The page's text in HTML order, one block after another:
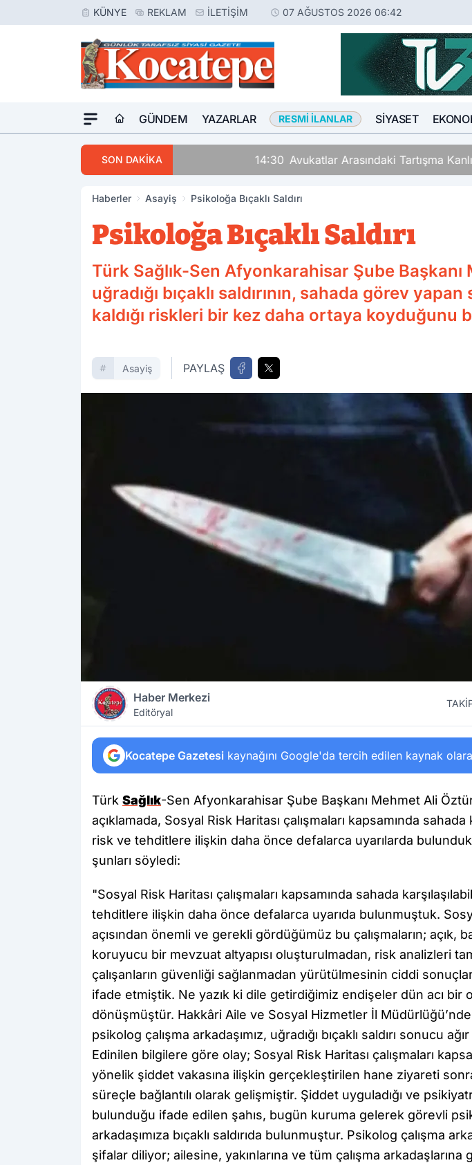
KÜNYE REKLAM İLETIŞIM 07 AĞUSTOS 2026 06:42
GÜNDEM YAZARLAR RESMI İLANLAR SIYASET
SON DAKİKA Avukatlar Arasındaki Tartışma Kanlı Bitti.
Haberler Asayiş Psikoloğa Bıçaklı Saldırı
Psikoloğa Bıçaklı Saldırı
Türk Sağlık-Sen Afyonkarahisar Şube
uğradığı bıçaklı saldırının, sahada görev
kaldığı riskleri bir kez daha ortaya koyduğunu
Asayiş PAYLAŞ
Haber Merkezi
Editöryal
Kocatepe Gazetesi kaynağını Google'da tercih edilen kaynak
Türk Sağlık-Sen Afyonkarahisar Şube Başkanı Mehmet Ali
açıklamada, Sosyal Risk Haritası çalışmaları kapsamında sahada
risk ve tehditlere ilişkin daha önce defalarca uyarılarda
şunları söyledi:
"Sosyal Risk Haritası çalışmaları kapsamında sahada
tehditlere ilişkin daha önce defalarca uyarıda bulunmuştuk.
açısından önemli ve gerekli gördüğümüz bu çalışmaların; açık,
koruyucu bir mevzuat altyapısı oluşturulmadan, risk analizleri
çalışanların güvenliği sağlanmadan yürütülmesinin ciddi
ifade etmiştik. Ne yazık ki dile getirdiğimiz endişeler dün acı bir
dönüşmüştür. Hakkâri Aile ve Sosyal Hizmetler İl
psikolog çalışma arkadaşımız, uğradığı bıçaklı saldırı sonucu
Edinilen bilgilere göre olay; Sosyal Risk Haritası çalışmaları
yönelik şiddet vakasına ilişkin gerçekleştirilen hane ziyareti
süreçle bağlantılı olarak gelişmiştir. Şiddet uyguladığı ve
bulunduğu ifade edilen şahıs, bugün kuruma gelerek görevli
arkadaşımıza bıçaklı saldırıda bulunmuştur. Psikolog çalışma
şifalar diliyor; ailesine, yakınlarına ve tüm çalışma arkadaşlarına